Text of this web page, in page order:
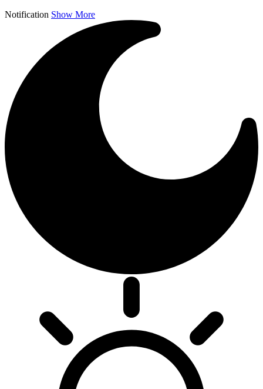
Notification Show More